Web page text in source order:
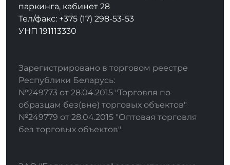
паркинга, кабинет 28
Тел/факс: +375 (17) 298-53-53
УНП 191113330
Зарегистрировано в торговом реестре
Республики Беларусь:
№249773 от 28.04.2015 "Торговля по
образцам без(вне) торговых объектов"
№249779 от 28.04.2015 "Оптовая торговля
без торговых объектов"